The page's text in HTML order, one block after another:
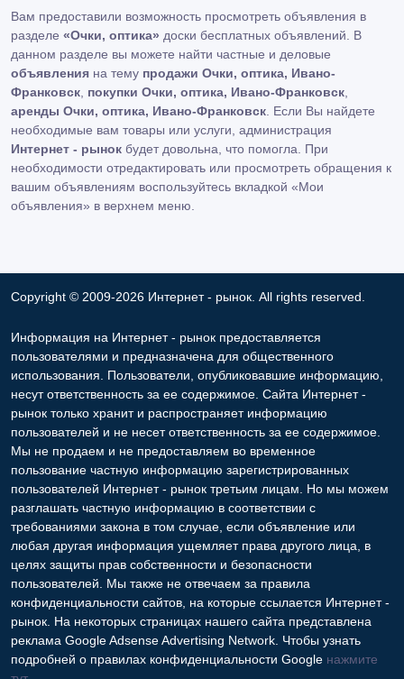
Вам предоставили возможность просмотреть объявления в
разделе «Очки, оптика» доски бесплатных объявлений. В
данном разделе вы можете найти частные и деловые
объявления на тему продажи Очки, оптика, Ивано-
Франковск покупки Очки, оптика, Ивано-Франковск
аренды Очки, оптика, Ивано-Франковск . Если Вы найдете
необходимые вам товары или услуги, администрация
Интернет - рынок будет довольна, что помогла. При
необходимости отредактировать или просмотреть обращения к
вашим объявлениям воспользуйтесь вкладкой «Мои
объявления» в верхнем меню.
Copyright © 2009-2026 Интернет - рынок. All rights reserved.
Информация на Интернет - рынок предоставляется
пользователями и предназначена для общественного
использования. Пользователи, опубликовавшие информацию,
несут ответственность за ее содержимое. Сайта Интернет -
рынок только хранит и распространяет информацию
пользователей и не несет ответственность за ее содержимое.
Мы не продаем и не предоставляем во временное
пользование частную информацию зарегистрированных
пользователей Интернет - рынок третьим лицам. Но мы можем
разглашать частную информацию в соответствии с
требованиями закона в том случае, если объявление или
любая другая информация ущемляет права другого лица, в
целях защиты прав собственности и безопасности
пользователей. Мы также не отвечаем за правила
конфиденциальности сайтов, на которые ссылается Интернет -
рынок. На некоторых страницах нашего сайта представлена
реклама Google Adsense Advertising Network. Чтобы узнать
подробней о правилах конфиденциальности Google нажмите